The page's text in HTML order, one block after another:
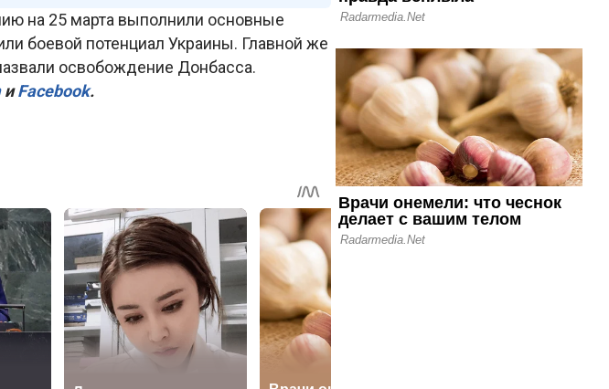
на 25 марта выполнили основные
боевой потенциал Украины. Главной же
освобождение Донбасса.
иFacebook.